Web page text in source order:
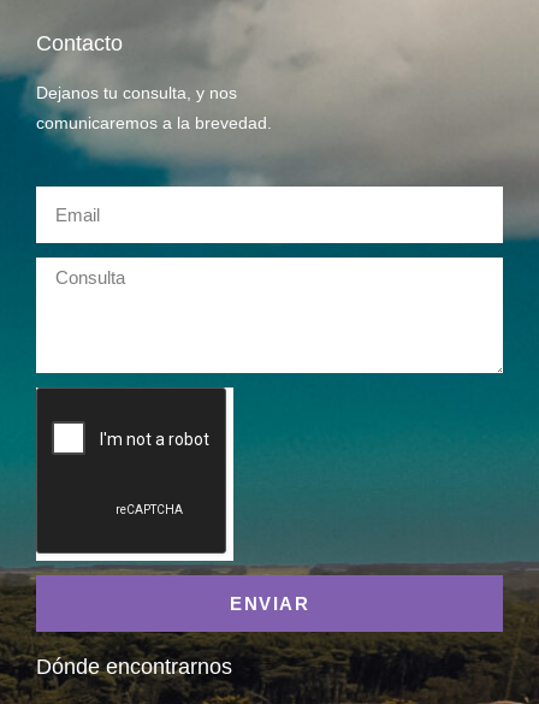
Contacto
Dejanos tu consulta, y nos
comunicaremos a la brevedad.
ENVIAR
Dónde encontrarnos